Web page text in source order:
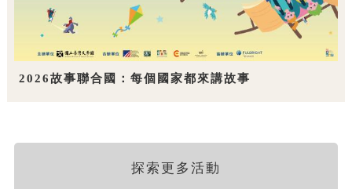
2026故事聯合國：每個國家都來講故事
探索更多活動